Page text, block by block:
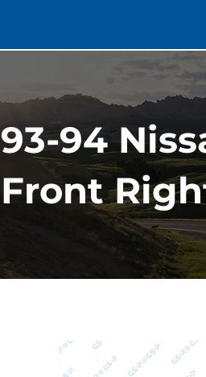
93-94
Front